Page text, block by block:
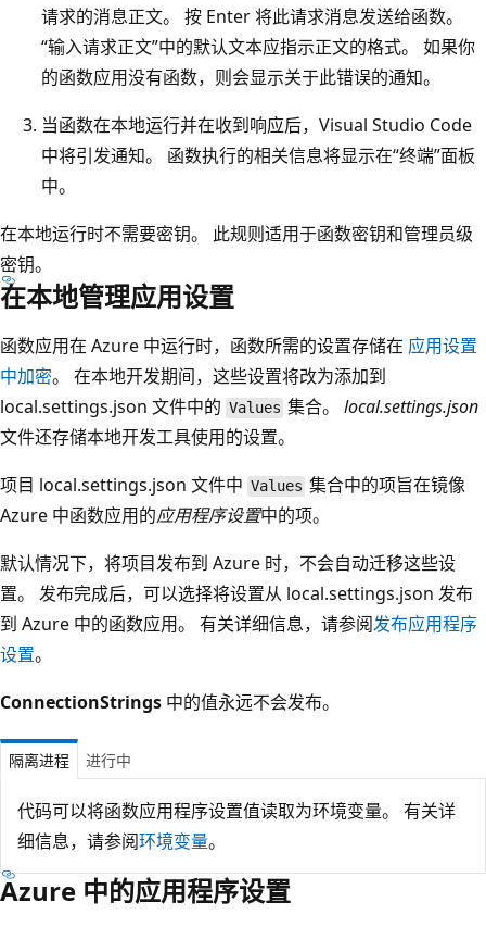
请求的消息正文。 按 Enter 将此请求消息发送给函数。
“输入请求正文”中的默认文本应指示正文的格式。 如果你
的函数应用没有函数，则会显示关于此错误的通知。
当函数在本地运行并在收到响应后，Visual Studio Code
中将引发通知。 函数执行的相关信息将显示在“终端”面板
中。
在本地运行时不需要密钥。 此规则适用于函数密钥和管理员级
密钥。
在本地管理应用设置
函数应用在 Azure 中运行时，函数所需的设置存储在 应用设置
中加密。 在本地开发期间，这些设置将改为添加到
local.settings.json 文件中的 Values 集合。
local.settings.json
文件还存储本地开发工具使用的设置。
项目 local.settings.json 文件中 Values 集合中的项旨在镜像
Azure 中函数应用的应用程序设置中的项。
默认情况下，将项目发布到 Azure 时，不会自动迁移这些设
置。 发布完成后，可以选择将设置从 local.settings.json 发布
到 Azure 中的函数应用。 有关详细信息，请参阅发布应用程序
设置。
ConnectionStrings 中的值永远不会发布。
隔离进程 进行中
代码可以将函数应用程序设置值读取为环境变量。 有关详
细信息，请参阅环境变量。
Azure 中的应用程序设置